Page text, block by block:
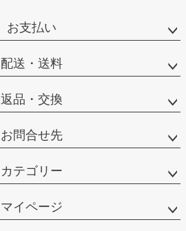
お支払い
配送・送料
返品・交換
お問合せ先
カテゴリー
マイページ